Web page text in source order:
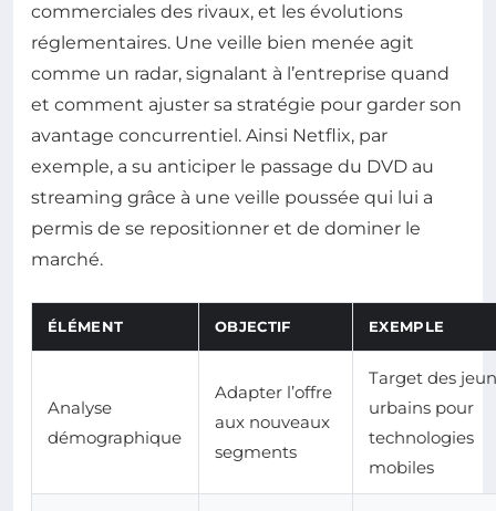
commerciales des rivaux, et les évolutions
réglementaires. Une veille bien menée agit
comme un radar, signalant à l’entreprise quand
et comment ajuster sa stratégie pour garder son
avantage concurrentiel. Ainsi Netflix, par
exemple, a su anticiper le passage du DVD au
streaming grâce à une veille poussée qui lui a
permis de se repositionner et de dominer le
marché.
ÉLÉMENT OBJECTIF EXEMPLE
Analyse
démographique
Adapter l’offre
aux nouveaux
segments
Target des
urbains pour
technologies
mobiles